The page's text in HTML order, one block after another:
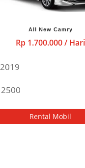
All New Camry
Rp 1.700.000 / Hari
2019
2500
Rental Mobil